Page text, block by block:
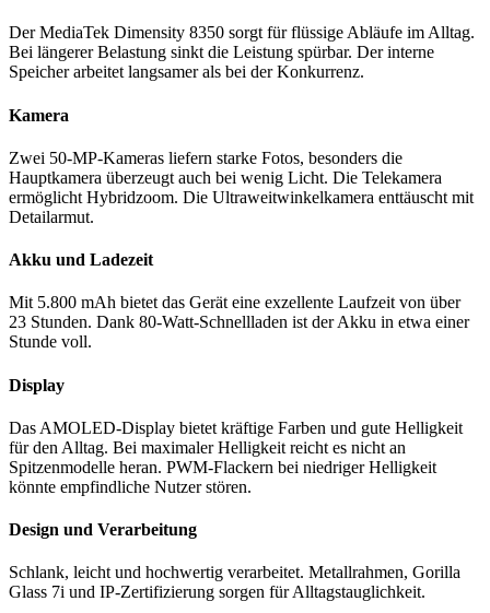
Der MediaTek Dimensity 8350 sorgt für flüssige Abläufe im Alltag.
Bei längerer Belastung sinkt die Leistung spürbar. Der interne
Speicher arbeitet langsamer als bei der Konkurrenz.
Kamera
Zwei 50-MP-Kameras liefern starke Fotos, besonders die
Hauptkamera überzeugt auch bei wenig Licht. Die Telekamera
ermöglicht Hybridzoom. Die Ultraweitwinkelkamera enttäuscht mit
Detailarmut.
Akku und Ladezeit
Mit 5.800 mAh bietet das Gerät eine exzellente Laufzeit von über
23 Stunden. Dank 80-Watt-Schnellladen ist der Akku in etwa einer
Stunde voll.
Display
Das AMOLED-Display bietet kräftige Farben und gute Helligkeit
für den Alltag. Bei maximaler Helligkeit reicht es nicht an
Spitzenmodelle heran. PWM-Flackern bei niedriger Helligkeit
könnte empfindliche Nutzer stören.
Design und Verarbeitung
Schlank, leicht und hochwertig verarbeitet. Metallrahmen, Gorilla
Glass 7i und IP-Zertifizierung sorgen für Alltagstauglichkeit.